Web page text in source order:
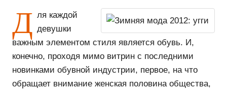
Д ля каждой
девушки
важным элементом стиля является обувь. И,
конечно, проходя мимо витрин с последними
новинками обувной индустрии, первое, на что
обращает внимание женская половина общества,